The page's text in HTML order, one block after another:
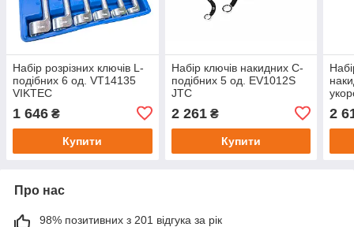
Набір розрізних ключів L-
подібних 6 од. VT14135
VIKTEC
1 646 ₴
Купити
Набір ключів накидних С-
подібних 5 од. EV1012S
JTC
2 261₴
Купити
2
Про нас
98% позитивних з 201 відгука за рік